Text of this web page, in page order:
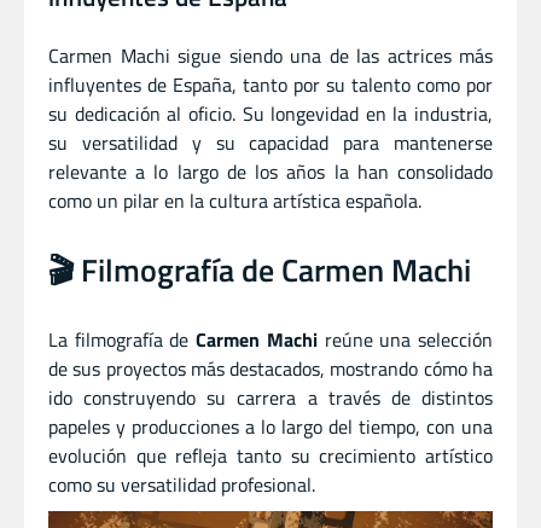
Carmen Machi sigue siendo una de las actrices más
influyentes de España, tanto por su talento como por
su dedicación al oficio. Su longevidad en la industria,
su versatilidad y su capacidad para mantenerse
relevante a lo largo de los años la han consolidado
como un pilar en la cultura artística española.
🎬 Filmografía de Carmen Machi
La filmografía deCarmen Machireúne una selección
de sus proyectos más destacados, mostrando cómo ha
ido construyendo su carrera a través de distintos
papeles y producciones a lo largo del tiempo, con una
evolución que refleja tanto su crecimiento artístico
como su versatilidad profesional.